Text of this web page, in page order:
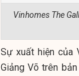
Vinhomes The
Sự xuất hiện của
Giảng Võ trên